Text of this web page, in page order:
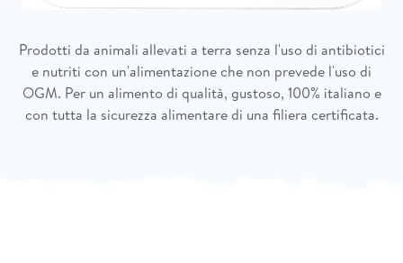
Prodotti da animali allevati a terra senza l'uso di antibiotici
e nutriti con un'alimentazione che non prevede l'uso di
OGM. Per un alimento di qualità, gustoso, 100% italiano e
con tutta la sicurezza alimentare di una filiera certificata.